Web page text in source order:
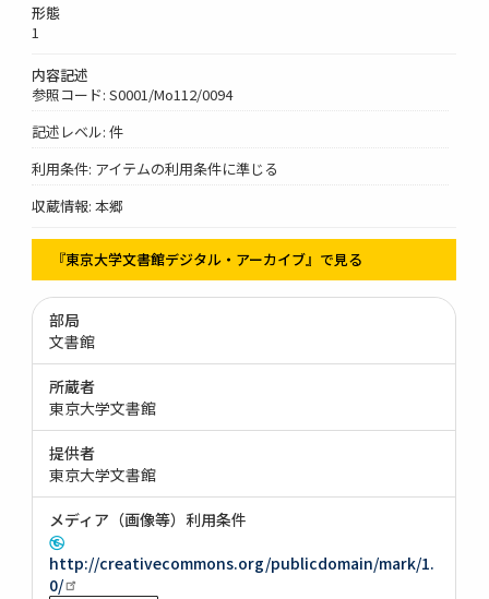
形態
1
内容記述
参照コード: S0001/Mo112/0094
記述レベル: 件
利用条件: アイテムの利用条件に準じる
収蔵情報: 本郷
『東京大学文書館デジタル・アーカイブ』で見る
部局
文書館
所蔵者
東京大学文書館
提供者
東京大学文書館
メディア（画像等）利用条件
http://creativecommons.org/publicdomain/mark/1.
0/